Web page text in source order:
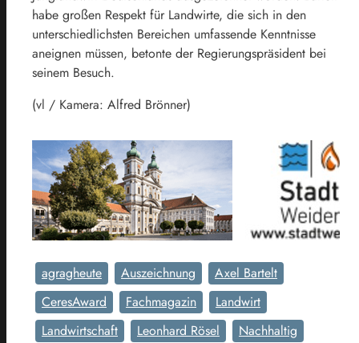
habe großen Respekt für Landwirte, die sich in den
unterschiedlichsten Bereichen umfassende Kenntnisse
aneignen müssen, betonte der Regierungspräsident bei
seinem Besuch.
(vl / Kamera: Alfred Brönner)
agragheute Auszeichnung
Axel Bartelt
CeresAward
Fachmagazin
Landwirt
Landwirtschaft
Leonhard Rösel
Nachhaltig